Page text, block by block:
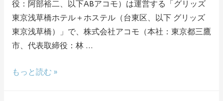
役：阿部裕二、以下ABアコモ）は運営する「グリッズ
東京浅草橋ホテル＋ホステル（台東区、以下 グリッズ
東京浅草橋）」で、株式会社アコモ（本社：東京都三鷹
市、代表取締役：林 …
もっと読む »